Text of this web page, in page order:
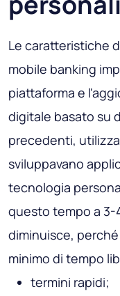
Le caratteristiche
mobile banking
piattaforma e
digitale basato su
precedenti,
sviluppavano
tecnologia
questo tempo a 3-
diminuisce,
minimo di tempo
termini rapidi;